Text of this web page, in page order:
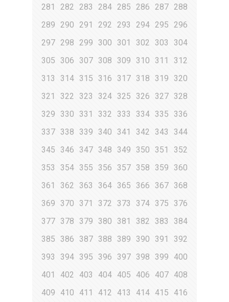
281
282 283 284 285 286 287 288
289 290 291 292 293 294 295 296
297 298 299 300 301 302 303
304
305
306 307 308 309 310 311
312
313
314 315 316 317 318 319
320
321
322 323 324 325 326 327 328
329
330 331 332 333 334 335
336
337 338 339 340 341 342 343
344
345
346 347 348 349 350 351
352
353
354 355 356 357 358 359 360
361
362 363 364 365 366 367 368
369
370 371 372 373 374 375 376
377 378 379 380 381 382 383
384
385
386 387 388 389 390 391
392
393
394 395 396 397 398 399
400
401
402 403 404 405 406 407 408
409
410 411 412 413 414 415 416